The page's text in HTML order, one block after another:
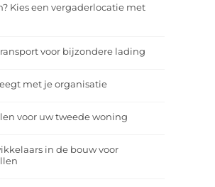
Kies een vergaderlocatie met
voor bijzondere lading
met je organisatie
voor uw tweede woning
in de bouw voor